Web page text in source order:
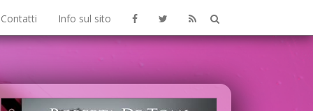
Contatti Info sul sito